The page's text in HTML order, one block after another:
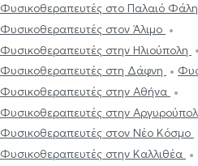
Φυσικοθεραπευτές στο Παλαιό
Φυσικοθεραπευτές στον Άλιμο
Φυσικοθεραπευτές στην Ηλιούπολη
Φυσικοθεραπευτές στη Δάφνη
Φυσικοθεραπευτές στην Αθήνα
Φυσικοθεραπευτές στην
Φυσικοθεραπευτές στον Νέο Κόσμο
Φυσικοθεραπευτές στην Καλλιθέα